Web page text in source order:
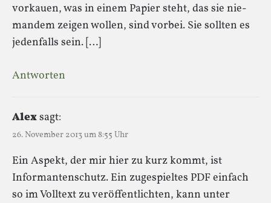
vor­kauen, was in einem Papier steht, das sie nie­
man­dem zei­gen wol­len, sind vor­bei. Sie soll­ten es
jeden­falls sein. […]
Antworten
Alexsagt:
26. November 2013 um 8:55 Uhr
Ein Aspekt, der mir hier zu kurz kommt, ist
Informantenschutz. Ein zugespieltes PDF einfach
so im Volltext zu veröffentlichten, kann unter